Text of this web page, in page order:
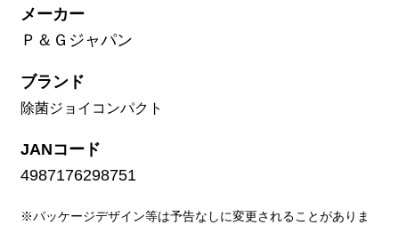
メーカー
Ｐ＆Ｇジャパン
ブランド
除菌ジョイコンパクト
JANコード
4987176298751
※パッケージデザイン等は予告なしに変更されることがありま